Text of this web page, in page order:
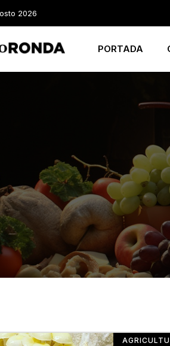
2026
PORTADA